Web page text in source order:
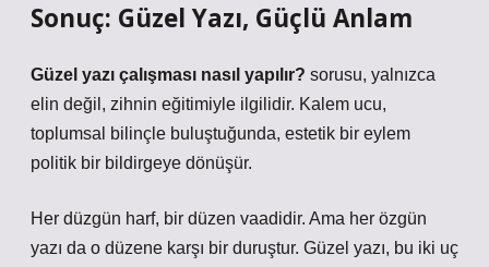
Sonuç: Güzel Yazı, Güçlü Anlam
Güzel yazı çalışması nasıl yapılır? sorusu, yalnızca
elin değil, zihnin eğitimiyle ilgilidir. Kalem ucu,
toplumsal bilinçle buluştuğunda, estetik bir eylem
politik bir bildirgeye dönüşür.
Her düzgün harf, bir düzen vaadidir. Ama her özgün
yazı da o düzene karşı bir duruştur. Güzel yazı, bu iki uç